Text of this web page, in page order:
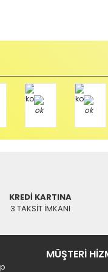
KREDİ KARTINA
3 TAKSİT İMKANI
MÜŞTERİ